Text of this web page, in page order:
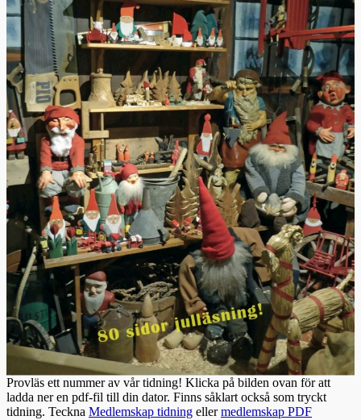
Provläs ett nummer av vår tidning! Klicka på bilden ovan för att
ladda ner en pdf-fil till din dator. Finns såklart också som tryckt
tidning. Teckna Medlemskap tidning ellermedlemskap PDF